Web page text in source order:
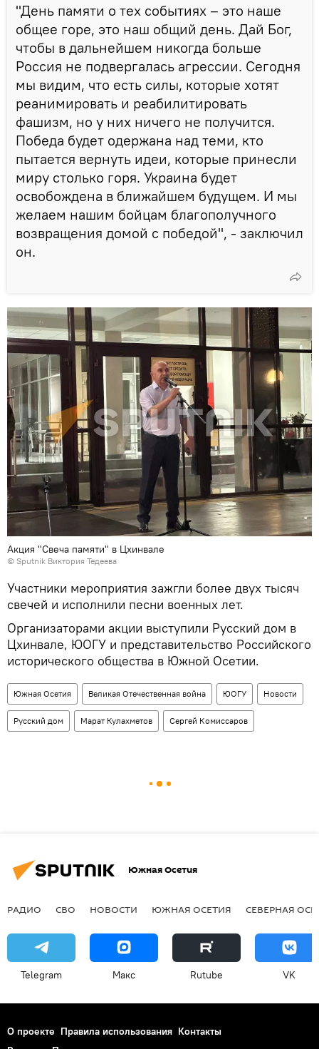
"День памяти о тех событиях – это наше
общее горе, это наш общий день. Дай Бог,
чтобы в дальнейшем никогда больше
Россия не подвергалась агрессии. Сегодня
мы видим, что есть силы, которые хотят
реанимировать и реабилитировать
фашизм, но у них ничего не получится.
Победа будет одержана над теми, кто
пытается вернуть идеи, которые принесли
миру столько горя. Украина будет
освобождена в ближайшем будущем. И мы
желаем нашим бойцам благополучного
возвращения домой с победой", - заключил
он.
Акция "Свеча памяти" в Цхинвале
© Sputnik Виктория Тедеева
Участники мероприятия зажгли более двух тысяч
свечей и исполнили песни военных лет.
Организаторами акции выступили Русский дом в
Цхинвале, ЮОГУ и представительство Российского
исторического общества в Южной Осетии.
Южная Осетия Великая Отечественная война ЮОГУ Новости
Русский дом Марат Кулахметов Сергей Комиссаров
Южная Осетия
РАДИО СВО НОВОСТИ ЮЖНАЯ ОСЕТИЯ СЕВЕРНАЯ
Telegram Макс Rutube VK
О проекте Правила использования Контакты